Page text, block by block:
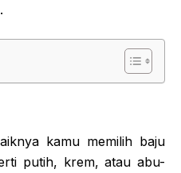
kamu memilih baju
putih, krem, atau abu-